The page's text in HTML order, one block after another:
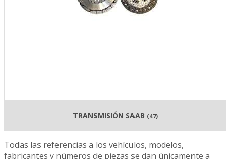
TRANSMISIÓN SAAB (47)
Todas las referencias a los vehículos, modelos,
fabricantes y números de piezas se dan únicamente a